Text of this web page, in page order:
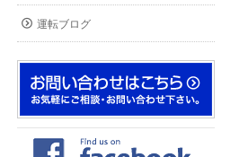
運転ブログ